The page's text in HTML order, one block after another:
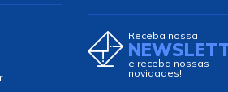
Receba nossa
e receba nossas
novidades!